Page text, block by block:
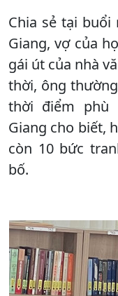
Chia sẻ tại buổi
Giang, vợ của
gái út của nhà
thời, ông
thời điểm phù
Giang cho biết,
còn 10 bức
bố.